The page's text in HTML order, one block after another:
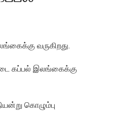
வருகிறது.
கப்பல் இலங்கைக்கு
கொழும்பு